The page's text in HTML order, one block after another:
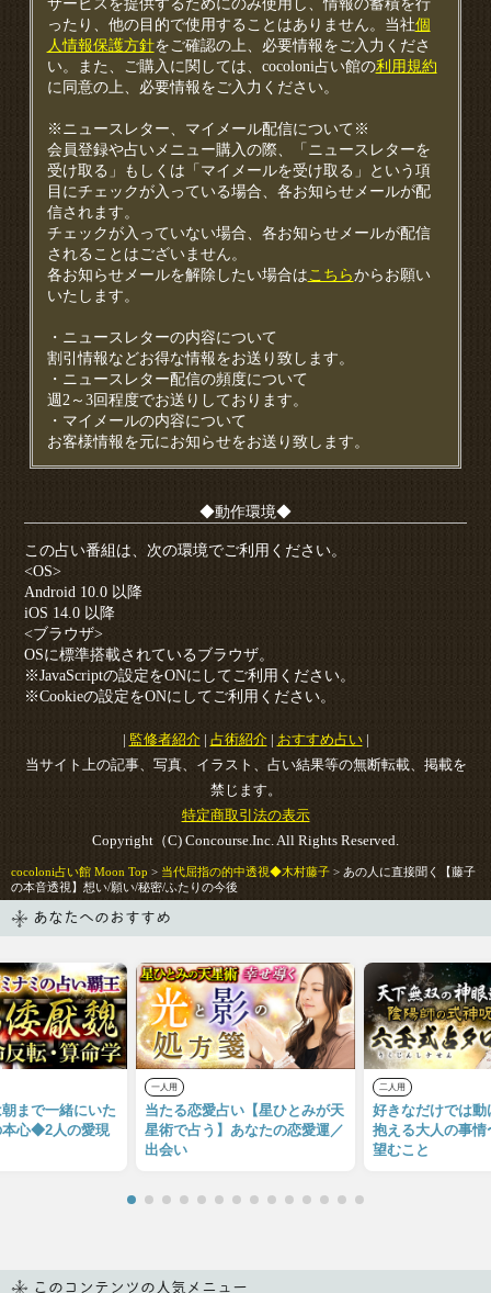
サービスを提供するためにのみ使用し、情報の蓄積を行
ったり、他の目的で使用することはありません。当社個
人情報保護方針をご確認の上、必要情報をご入力くださ
い。また、ご購入に関しては、cocoloni占い館の利用規約
に同意の上、必要情報をご入力ください。
※ニュースレター、マイメール配信について※
会員登録や占いメニュー購入の際、「ニュースレターを
受け取る」もしくは「マイメールを受け取る」という項
目にチェックが入っている場合、各お知らせメールが配
信されます。
チェックが入っていない場合、各お知らせメールが配信
されることはございません。
各お知らせメールを解除したい場合は こちらからお願い
いたします。
・ニュースレターの内容について
割引情報などお得な情報をお送り致します。
・ニュースレター配信の頻度について
週2～3回程度でお送りしております。
・マイメールの内容について
お客様情報を元にお知らせをお送り致します。
◆動作環境◆
この占い番組は、次の環境でご利用ください。
<OS>
Android 10.0 以降
iOS 14.0 以降
<ブラウザ>
OSに標準搭載されているブラウザ。
※JavaScriptの設定をONにしてご利用ください。
※Cookieの設定をONにしてご利用ください。
| 監修者紹介 | 占術紹介 | おすすめ占い |
当サイト上の記事、写真、イラスト、占い結果等の無断転載、掲載を
禁じます。
特定商取引法の表示
Copyright（C) Concourse.Inc. All Rights Reserved.
cocoloni占い館 Moon Top > 当代屈指の的中透視◆木村藤子 > あの人に直接聞く【藤子
の本音透視】想い/願い/秘密/ふたりの今後
あなたへのおすすめ
まで一緒にいた
本心◆2人の愛現
一人用
当たる恋愛占い【星ひとみが天
星術で占う】あなたの恋愛運／
出会い
二人用
好きなだけでは動
抱える大人の事情
望むこと
このコンテンツの人気メニュー